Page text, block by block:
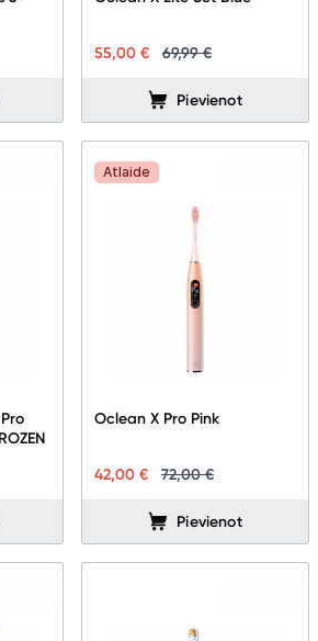
55,00 € 69,99 €
Pievienot
Atlaide
Oclean X Pro Pink
42,00 € 72,00 €
Pievienot